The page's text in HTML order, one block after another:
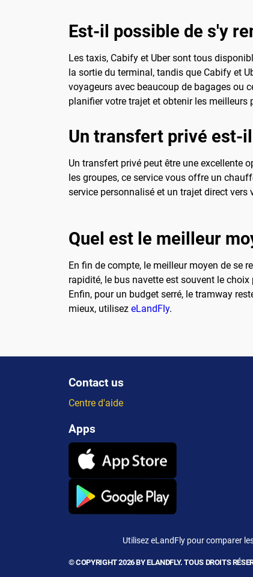
Est-il possible de s'y
Les taxis, Cabify et Uber sont tous
la sortie du terminal, tandis que Cabify et
voyageurs avec beaucoup de bagages ou
planifier votre trajet et obtenir les meilleurs
Un transfert privé est-
Un transfert privé peut être une excellente
les groupes, ce service vous offre un
service personnalisé et un trajet direct
Quel est le meilleur
En fin de compte, le meilleur moyen de se
rapidité, le bus navette est souvent le
Enfin, pour un budget serré, le tramway
mieux, utilisez eLandFly.
Contact us
Centre d'aide
Apps
Utilisez eLandFly pour comparer
© COPYRIGHT 2026 BY ELANDFLY. TOUS DROITS